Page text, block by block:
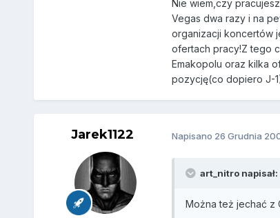
Nie wiem,czy
Vegas dwa razy i na
organizacji koncertów
ofertach pracy!Z tego
Emakopolu oraz kilka
pozycję(co dopiero J-
Jarek1122 Napisano 26 Grudnia
art_nitro napisał:
Można też jechać z